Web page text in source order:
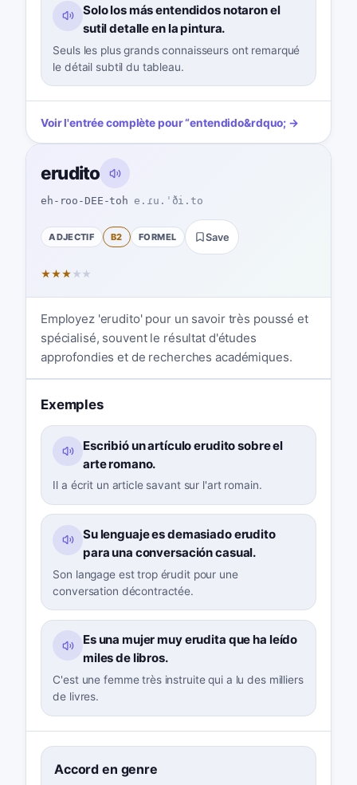
Solo los más entendidos notaron el
sutil detalle en la pintura.
Seuls les plus grands connaisseurs ont remarqué
le détail subtil du tableau.
Voir l'entrée complète pour“entendido&rdquo; →
erudito
eh-roo-DEE-toh e.ɾu.ˈði.to
ADJECTIF B2 FORMEL Save
★★★ ★ ★
Employez 'erudito' pour un savoir très poussé et
spécialisé, souvent le résultat d'études
approfondies et de recherches académiques.
Exemples
Escribió un artículo erudito sobre el
arte romano.
Il a écrit un article savant sur l'art romain.
Su lenguaje es demasiado erudito
para una conversación casual.
Son langage est trop érudit pour une
conversation décontractée.
Es una mujer muy erudita que ha leído
miles de libros.
C'est une femme très instruite qui a lu des milliers
de livres.
Accord en genre